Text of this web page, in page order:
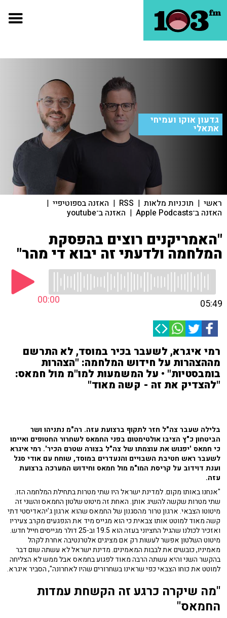
גדעון אוקו ועמיחי
אתאלי
ראשי | תוכניות מלאות |
RSS
| האזנה בספוטיפיי |
האזנה ב־Apple Podcasts | האזנה ב־youtube
"האמריקנים רוצים בהפסקת
המלחמה ולדעתי זה יבוא די מהר"
00:00 05:49
רמי איגרא, לשעבר בכיר במוסד, לא התרשם
מההצהרות על חידוש המלחמה: "הצהרות
בומבסטיות" • על המשמעות למו"מ מול חמאס:
"להצדיק את זה - קשה מאוד"
בלילה שעבר צה"ל חזר לתקוף ברצועת עזה. רה"מ נתניהו ושר
הביטחון כ"ץ הציבו אולטימטום בפני החמאס לשחרור החטופים ואיימו
כי חמאס 'יפגוש את עוצמתו של צה"ל בצורה שטרם הכיר'. רמי איגרא
לשעבר ראש חטיבת השבויים והנעדרים במוסד, שוחח עם אודי סגל
וענת דוידוב על קריסת המו"מ מול חמאס וחידוש המערכה ברצועת
עזה.
"אנחנו באותו מקום. למדינת ישראל היו שתי מטרות בתחילת המלחמה הזו.
שתי מטרות שקשה להשיג אותן. האחת זה מיטוט שלטון החמאס והשני זה
מיטוטו הצבאי. ארגון טרור מהסגנון של החמאס שהוא ארגון ג'יהאדיסטי דתי
קשה מאוד למוטט אותו צבאית כי הוא מגייס מיד את הנפגעים מקרב צעיריו
ואזכיר לכולנו שהגיל החציוני בעזה הוא 19.5 וב-25 דולר מגייסים חייל חדש.
מיטוט השלטון אפשר לעשות רק אם מציגים אלטרנטיבה אחרת לקהל
מאמיניו, כובשים את לבבות המאמינים. מדינת ישראל לא עשתה שום דבר
בהקשר השני והיא עשתה הרבה מאוד לפגוע בחמאס אבל ממש לא הצליחה
למוטט את כוחו הצבאי כפי שראינו בשחרורים שהיו לאחרונה", הסביר איגרא.
"מה שיקרה כרגע זה הקשחת עמדות
החמאס"